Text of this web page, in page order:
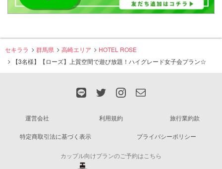
セキララ 群馬県 高崎エリア
HOTEL ROSE
【3名様】【ローズ】上質空間で遊び放題！ハイグレード女子会プラン☆
運営会社 利用規約 旅行業約款
特定商取引法に基づく表示 プライバシーポリシー
カップル向けプランのご予約はこちら